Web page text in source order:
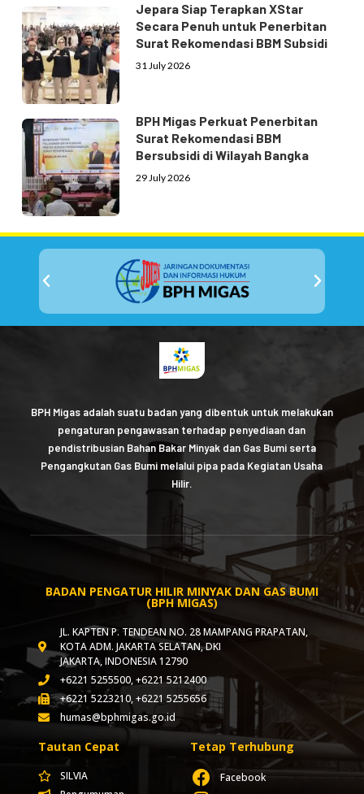
Jepara Siap Terapkan XStar
Secara Penuh untuk Penerbitan
Surat Rekomendasi BBM Subsidi
31 July 2026
BPH Migas Perkuat Penerbitan
Surat Rekomendasi BBM
Bersubsidi di Wilayah Bangka
29 July 2026
BPH Migas adalah suatu badan yang dibentuk untuk melakukan
pengaturan pengawasan terhadap penyediaan dan
pendistribusian Bahan Bakar Minyak dan Gas Bumi serta
Pengangkutan Gas Bumi melalui pipa pada Kegiatan Usaha
Hilir.
BADAN PENGATUR HILIR MINYAK DAN GAS BUMI
(BPH MIGAS)
JL. KAPTEN P. TENDEAN NO. 28 MAMPANG PRAPATAN,
KOTA ADM. JAKARTA SELATAN, DKI
JAKARTA, INDONESIA 12790
+6221 5255500, +6221 5212400
+6221 5223210, +6221 5255656
humas@bphmigas.go.id
Tautan Cepat
SILVIA
Tetap Terhubung
Facebook